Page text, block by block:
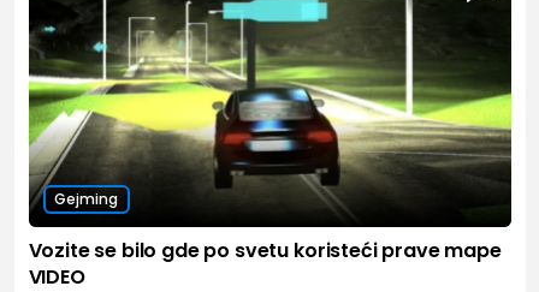
Gejming
Vozite se bilo gde po svetu koristeći prave mape
VIDEO